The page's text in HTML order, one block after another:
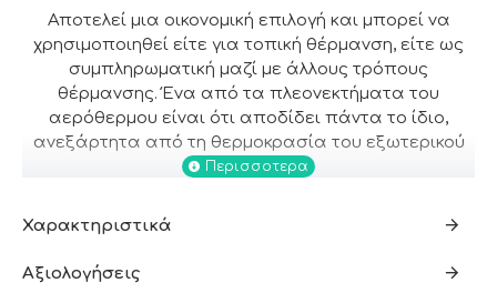
Αποτελεί μια οικονομική επιλογή και μπορεί να
χρησιμοποιηθεί είτε για τοπική θέρμανση, είτε ως
συμπληρωματική μαζί με άλλους τρόπους
θέρμανσης. Ένα από τα πλεονεκτήματα του
αερόθερμου είναι ότι αποδίδει πάντα το ίδιο,
ανεξάρτητα από τη θερμοκρασία του εξωτερικού
χώρου.
Διαθέτει ρυθμιζόμενο θερμοστάτη, για να
προσαρμόζετε ή να διατηρείτε στα επιθυμητά
πλαίσια τη θερμοκρασία του χώρου, καθ' όλη τη
διάρκεια χρήσης της συσκευής. Μπορείτε να
Χαρακτηριστικά
Αξιολογήσεις